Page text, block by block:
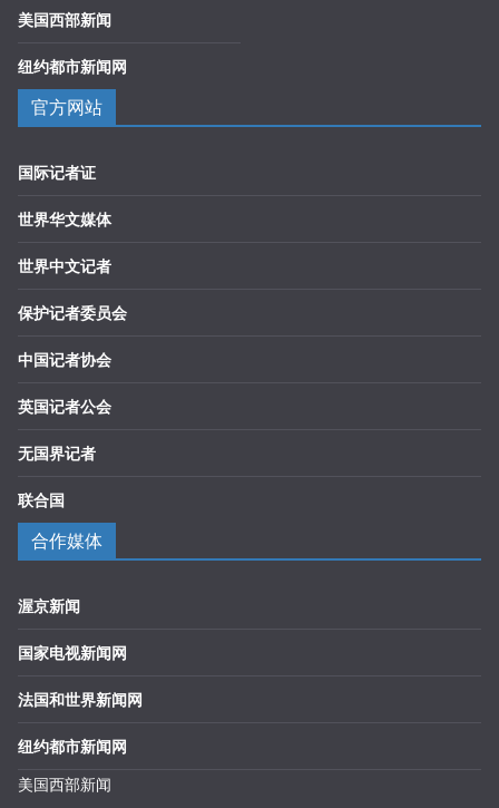
美国西部新闻
纽约都市新闻网
官方网站
国际记者证
世界华文媒体
世界中文记者
保护记者委员会
中国记者协会
英国记者公会
无国界记者
联合国
合作媒体
渥京新闻
国家电视新闻网
法国和世界新闻网
纽约都市新闻网
美国西部新闻